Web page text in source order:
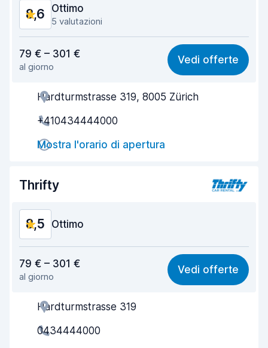
8,6 Ottimo
5 valutazioni
8,4
Facile da trovare 8,2
Gentilezza degli agenti
Rapidità del ritiro
Rapidità della riconsegna
9,2
79 € – 301 €
al giorno
Vedi offerte
Hardturmstrasse 319, 8005 Zürich
+410434444000
Mostra l'orario di apertura
Thrifty
8,5 Ottimo
8,2
Facile da trovare 8,2
Gentilezza degli agenti
Rapidità del ritiro
79 € – 301 €
al giorno
Vedi offerte
Hardturmstrasse 319
0434444000